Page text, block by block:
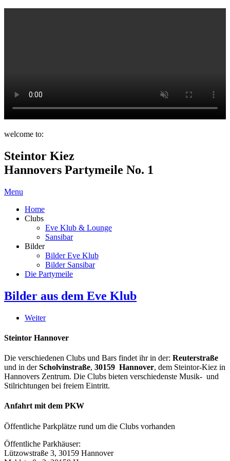
welcome to:
Steintor Kiez
Hannovers Partymeile No. 1
Menu
Home
Clubs
Eve Klub & Lounge
Sansibar
Bilder
Bilder Eve Klub
Bilder Sansibar
Die Partymeile
Bilder aus dem Eve Klub
Weiter
Steintor Hannover
Die verschiedenen Clubs und Bars findet ihr in der: Reuterstraße
und in derScholvinstraße, 30159 Hannover, dem Steintor-Kiez in
Hannovers Zentrum. Die Clubs bieten verschiedenste Musik- und
Stilrichtungen bei freiem Eintritt.
Anfahrt mit dem PKW
Öffentliche Parkplätze rund um die Clubs vorhanden
Öffentliche Parkhäuser:
Lützowstraße 3, 30159 Hannover